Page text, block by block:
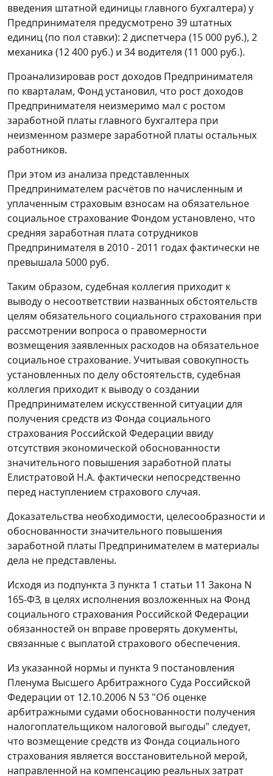
введения штатной единицы главного бухгалтера) у
Предпринимателя предусмотрено 39 штатных
единиц (по пол ставки): 2 диспетчера (15 000 руб.), 2
механика (12 400 руб.) и 34 водителя (11 000 руб.).
Проанализировав рост доходов Предпринимателя
по кварталам, Фонд установил, что рост доходов
Предпринимателя неизмеримо мал с ростом
заработной платы главного бухгалтера при
неизменном размере заработной платы остальных
работников.
При этом из анализа представленных
Предпринимателем расчётов по начисленным и
уплаченным страховым взносам на обязательное
социальное страхование Фондом установлено, что
средняя заработная плата сотрудников
Предпринимателя в 2010 - 2011 годах фактически не
превышала 5000 руб.
Таким образом, судебная коллегия приходит к
выводу о несоответствии названных обстоятельств
целям обязательного социального страхования при
рассмотрении вопроса о правомерности
возмещения заявленных расходов на обязательное
социальное страхование. Учитывая совокупность
установленных по делу обстоятельств, судебная
коллегия приходит к выводу о создании
Предпринимателем искусственной ситуации для
получения средств из Фонда социального
страхования Российской Федерации ввиду
отсутствия экономической обоснованности
значительного повышения заработной платы
Елистратовой Н.А. фактически непосредственно
перед наступлением страхового случая.
Доказательства необходимости, целесообразности и
обоснованности значительного повышения
заработной платы Предпринимателем в материалы
дела не представлены.
Исходя из подпункта 3 пункта 1 статьи 11 Закона N
165-ФЗ, в целях исполнения возложенных на Фонд
социального страхования Российской Федерации
обязанностей он вправе проверять документы,
связанные с выплатой страхового обеспечения.
Из указанной нормы и пункта 9 постановления
Пленума Высшего Арбитражного Суда Российской
Федерации от 12.10.2006 N 53 "Об оценке
арбитражными судами обоснованности получения
налогоплательщиком налоговой выгоды" следует,
что возмещение средств из Фонда социального
страхования является восстановительной мерой,
направленной на компенсацию реальных затрат